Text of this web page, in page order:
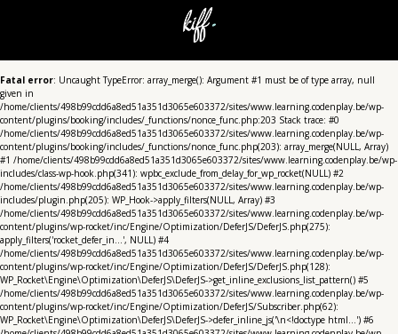
Fatal error: Uncaught TypeError: array_merge(): Argument #1 must be of type array, null
given in
/home/clients/498b99cdd6a8ed51a351d3065e603372/sites/www.learning.codenplay.be/wp-
content/plugins/booking/includes/_functions/nonce_func.php:203 Stack trace: #0
/home/clients/498b99cdd6a8ed51a351d3065e603372/sites/www.learning.codenplay.be/wp-
content/plugins/booking/includes/_functions/nonce_func.php(203): array_merge(NULL, Array)
#1 /home/clients/498b99cdd6a8ed51a351d3065e603372/sites/www.learning.codenplay.be/wp-
includes/class-wp-hook.php(341): wpbc_exclude_from_delay_for_wp_rocket(NULL) #2
/home/clients/498b99cdd6a8ed51a351d3065e603372/sites/www.learning.codenplay.be/wp-
includes/plugin.php(205): WP_Hook->apply_filters(NULL, Array) #3
/home/clients/498b99cdd6a8ed51a351d3065e603372/sites/www.learning.codenplay.be/wp-
content/plugins/wp-rocket/inc/Engine/Optimization/DeferJS/DeferJS.php(275):
apply_filters('rocket_defer_in...', NULL) #4
/home/clients/498b99cdd6a8ed51a351d3065e603372/sites/www.learning.codenplay.be/wp-
content/plugins/wp-rocket/inc/Engine/Optimization/DeferJS/DeferJS.php(128):
WP_Rocket\Engine\Optimization\DeferJS\DeferJS->get_inline_exclusions_list_pattern() #5
/home/clients/498b99cdd6a8ed51a351d3065e603372/sites/www.learning.codenplay.be/wp-
content/plugins/wp-rocket/inc/Engine/Optimization/DeferJS/Subscriber.php(62):
WP_Rocket\Engine\Optimization\DeferJS\DeferJS->defer_inline_js('\n<!doctype html...') #6